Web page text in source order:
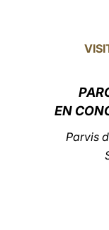
EN
Parvis